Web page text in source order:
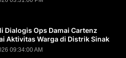
Dialogis Ops Damai Cartenz
Aktivitas Warga di Distrik Sinak
09:34:00 AM